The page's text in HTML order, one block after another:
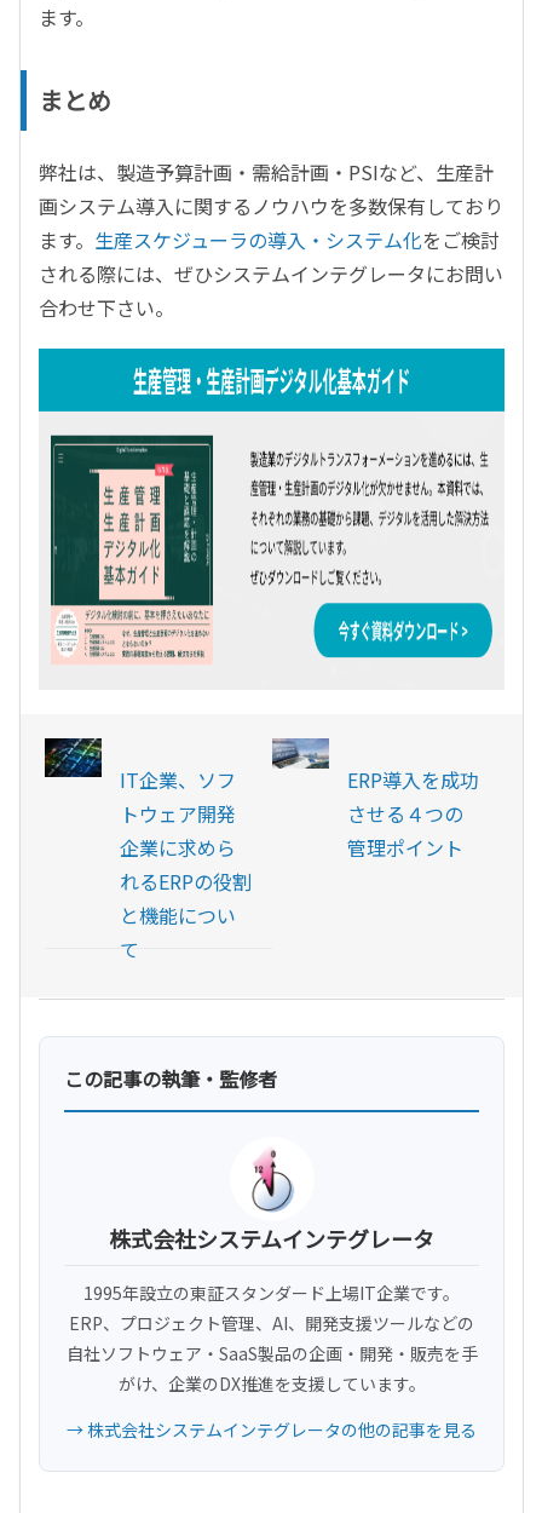
ます。
まとめ
弊社は、製造予算計画・需給計画・PSIなど、生産計
画システム導入に関するノウハウを多数保有しており
ます。 生産スケジューラの導入・システム化をご検討
される際には、ぜひシステムインテグレータにお問い
合わせ下さい。
IT企業、ソフ
トウェア開発
企業に求めら
れるERPの役割
と機能につい
て
ERP導入を成功
させる４つの
管理ポイント
この記事の執筆・監修者
株式会社システムインテグレータ
1995年設立の東証スタンダード上場IT企業です。
ERP、プロジェクト管理、AI、開発支援ツールなどの
自社ソフトウェア・SaaS製品の企画・開発・販売を手
がけ、企業のDX推進を支援しています。
→ 株式会社システムインテグレータの他の記事を見る